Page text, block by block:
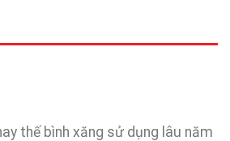
thế bình xăng sử dụng lâu năm